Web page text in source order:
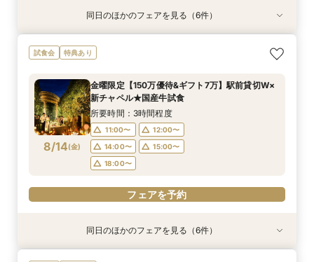
特典あり
8/13(木)
【2件目以降の見学OK】貸切Wフル体験×豪華試
食×お見積り比較
11:00〜
12:00〜
14:00〜
15:00〜
18:00〜
フェアを予約
特典あり
8/13(木)
即決ナシ★予算のリアル大公開！本番コーデ×ミ
シュラン試食体験
11:00〜
12:00〜
14:00〜
15:00〜
18:00〜
フェアを予約
特典あり
8/13(木)
ギフト7万付【初めての見学に】全館ALL体験*見
積相談＆絶品試食
11:00〜
12:00〜
14:00〜
15:00〜
18:00〜
フェアを予約
8/13(木)
【お気軽◎オンライン相談会】スマホで簡単！豪
華10大特典付き
13:00〜
14:30〜
16:00〜
17:30〜
フェアを予約
特典あり
8/13(木)
【10名から全館貸切OK】ミシュラン試食付*少
人数婚ALL体験
11:00〜
12:00〜
14:00〜
15:00〜
18:00〜
フェアを予約
特典あり
8/13(木)
7万GIFT付【料理重視必見】豪華ミシュラン試食
×貸切邸宅W体験
11:00〜
12:00〜
14:00〜
15:00〜
18:00〜
フェアを予約
同日のほかのフェアを見る（6件）
試食会 特典あり
8/14(金)
金曜限定【150万優待&ギフト7万】駅前貸切W×
新チャペル★国産牛試食
所要時間：3時間程度
11:00〜
12:00〜
14:00〜
15:00〜
18:00〜
フェアを予約
特典あり
特典あり
特典あり
特典あり
特典あり同日のほかのフェアを見る（6件）